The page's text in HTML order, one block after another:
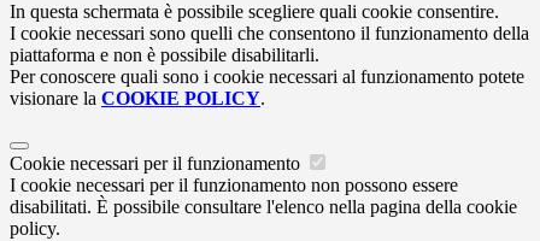
In questa schermata è possibile scegliere quali cookie consentire.
I cookie necessari sono quelli che consentono il funzionamento della
piattaforma e non è possibile disabilitarli.
Per conoscere quali sono i cookie necessari al funzionamento potete
visionare la COOKIE POLICY.
Cookie necessari per il funzionamento
I cookie necessari per il funzionamento non possono essere
disabilitati. È possibile consultare l'elenco nella pagina della cookie
policy.